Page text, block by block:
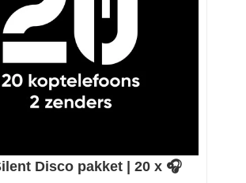
Disco pakket | 20 x 🎧